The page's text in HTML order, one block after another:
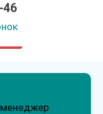
46
менеджер